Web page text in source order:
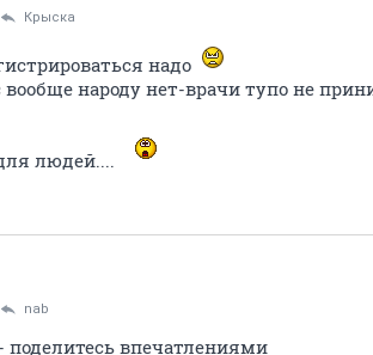
Крыска
надо
народу нет-врачи тупо не
людей....
nab
поделитесь впечатлениями